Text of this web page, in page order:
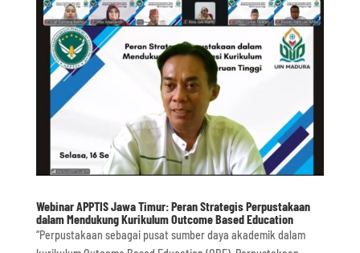
Webinar APPTIS Jawa Timur: Peran Strategis Perpustakaan
dalam Mendukung Kurikulum Outcome Based Education
“Perpustakaan sebagai pusat sumber daya akademik dalam